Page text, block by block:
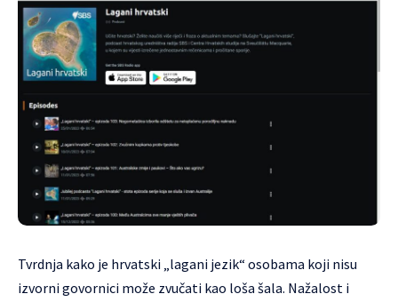
Tvrdnja kako je hrvatski „lagani jezik“ osobama koji nisu
izvorni govornici može zvučati kao loša šala. Nažalost i